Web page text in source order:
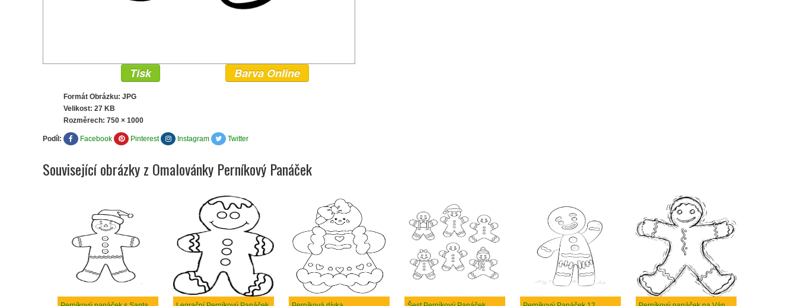
Tisk Barva Online
Formát Obrázku: JPG
Velikost: 27 KB
Rozměrech: 750 × 1000
Podíl: Facebook Pinterest Instagram Twitter
Související obrázky z Omalovánky Perníkový Panáček